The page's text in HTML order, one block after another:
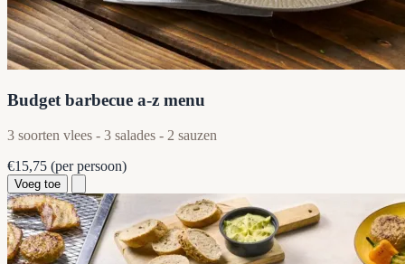
Budget barbecue a-z menu
3 soorten vlees - 3 salades - 2 sauzen
€15,75 (per persoon)
Voeg toe